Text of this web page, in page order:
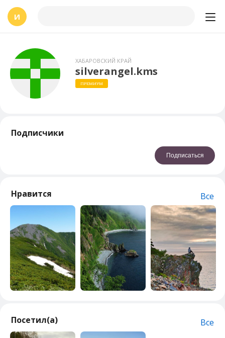
И
ХАБАРОВСКИЙ КРАЙ
silverangel.kms
ПРЕМИУМ
Подписчики
Подписаться
Нравится Все
Посетил(а) Все